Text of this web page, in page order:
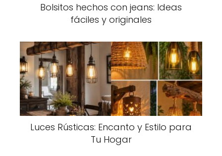
Bolsitos hechos con jeans: Ideas
fáciles y originales
Luces Rústicas: Encanto y Estilo para
Tu Hogar